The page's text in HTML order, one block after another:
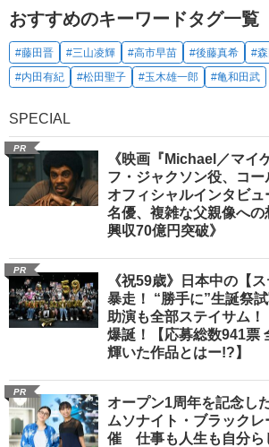
おすすめのキーワードタグ一覧
#藤田晋 #三山凌輝 #高市早苗 #後藤真希 #
#内田有紀
#松田聖子 #玉木雄一郎 #亀和田武
SPECIAL
PR
《映画『Michael／マイ
フ・ジャクソン役、コ
オフィシャルインタビ
名優、複雑な父親像へ
興収70億円突破》
PR
《祝59歳》日本中の【
暴走！ “勝手に”生誕祭
助演も全部ステイサム！
爆誕！【応募総数941票
輝いた作品とはー!?】
PR
オープン1周年を記念し
ムソナイト・ブラックレ
催 仕事も人生も自分ら